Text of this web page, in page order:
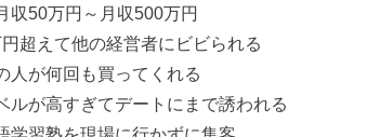
収50万円～月収500万円
円超えて他の経営者にビビられる
人が何回も買ってくれる
ルが高すぎてデートにまで誘われる